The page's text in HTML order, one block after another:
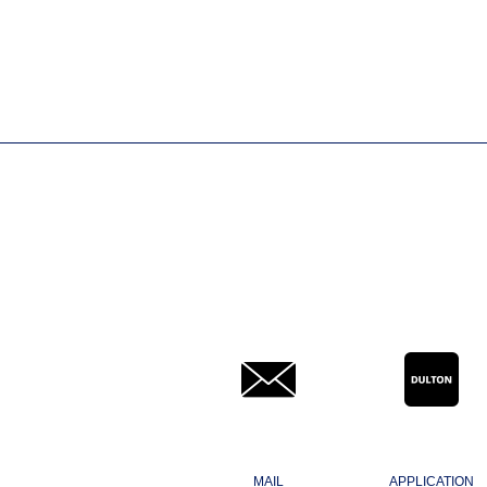
MAIL APPLICATION